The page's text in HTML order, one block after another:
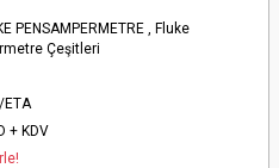
PENSAMPERMETRE , Fluke
Çeşitleri
ETA
+ KDV